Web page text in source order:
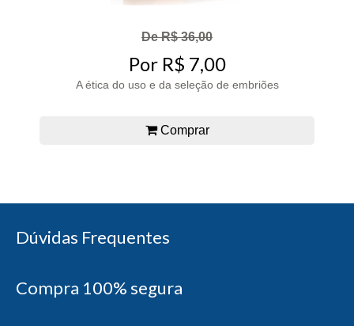
De R$ 36,00
Por R$ 7,00
A ética do uso e da seleção de embriões
Comprar
Dúvidas Frequentes
Compra 100% segura